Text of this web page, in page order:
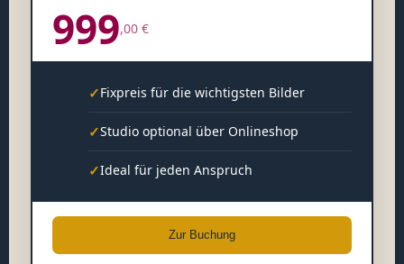
999,00 €
✓Fixpreis für die wichtigsten Bilder
✓Studio optional über Onlineshop
✓Ideal für jeden Anspruch
Zur Buchung